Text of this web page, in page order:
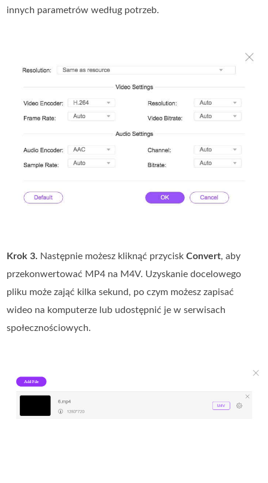
innych parametrów według potrzeb.
Krok 3. Następnie możesz kliknąć przyciskConvert, aby
przekonwertować MP4 na M4V. Uzyskanie docelowego
pliku może zająć kilka sekund, po czym możesz zapisać
wideo na komputerze lub udostępnić je w serwisach
społecznościowych.